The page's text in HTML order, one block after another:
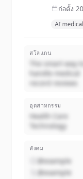
ก่อตั้ง
AI
สโลแกน
The smart way
handle medical
record reviews
อุตสาหกรรม
Health Care
Technology
สังคม
@example
@example